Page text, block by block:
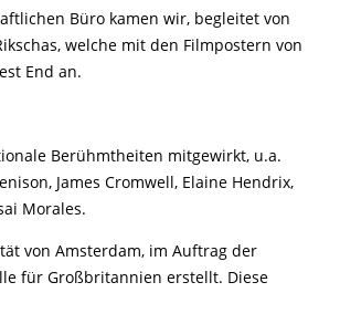
Büro kamen wir, begleitet von
welche mit den Filmpostern von
End an.
Berühmtheiten mitgewirkt, u.a.
James Cromwell, Elaine Hendrix,
Morales.
von Amsterdam, im Auftrag der
für Großbritannien erstellt. Diese